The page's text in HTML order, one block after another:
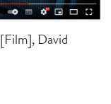
[Film], David